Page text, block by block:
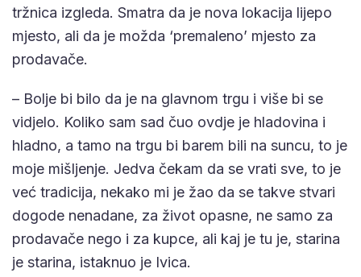
tržnica izgleda. Smatra da je nova lokacija lijepo
mjesto, ali da je možda ‘premaleno’ mjesto za
prodavače.
– Bolje bi bilo da je na glavnom trgu i više bi se
vidjelo. Koliko sam sad čuo ovdje je hladovina i
hladno, a tamo na trgu bi barem bili na suncu, to je
moje mišljenje. Jedva čekam da se vrati sve, to je
već tradicija, nekako mi je žao da se takve stvari
dogode nenadane, za život opasne, ne samo za
prodavače nego i za kupce, ali kaj je tu je, starina
je starina, istaknuo je Ivica.